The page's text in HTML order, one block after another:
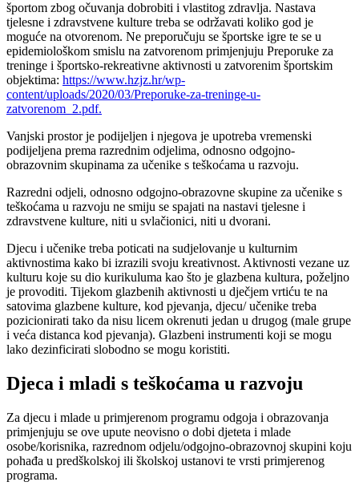
športom zbog očuvanja dobrobiti i vlastitog zdravlja. Nastava
tjelesne i zdravstvene kulture treba se održavati koliko god je
moguće na otvorenom. Ne preporučuju se športske igre te se u
epidemiološkom smislu na zatvorenom primjenjuju Preporuke za
treninge i športsko-rekreativne aktivnosti u zatvorenim športskim
objektima: https://www.hzjz.hr/wp-
content/uploads/2020/03/Preporuke-za-treninge-u-
zatvorenom_2.pdf.
Vanjski prostor je podijeljen i njegova je upotreba vremenski
podijeljena prema razrednim odjelima, odnosno odgojno-
obrazovnim skupinama za učenike s teškoćama u razvoju.
Razredni odjeli, odnosno odgojno-obrazovne skupine za učenike s
teškoćama u razvoju ne smiju se spajati na nastavi tjelesne i
zdravstvene kulture, niti u svlačionici, niti u dvorani.
Djecu i učenike treba poticati na sudjelovanje u kulturnim
aktivnostima kako bi izrazili svoju kreativnost. Aktivnosti vezane uz
kulturu koje su dio kurikuluma kao što je glazbena kultura, poželjno
je provoditi. Tijekom glazbenih aktivnosti u dječjem vrtiću te na
satovima glazbene kulture, kod pjevanja, djecu/ učenike treba
pozicionirati tako da nisu licem okrenuti jedan u drugog (male grupe
i veća distanca kod pjevanja). Glazbeni instrumenti koji se mogu
lako dezinficirati slobodno se mogu koristiti.
Djeca i mladi s teškoćama u razvoju
Za djecu i mlade u primjerenom programu odgoja i obrazovanja
primjenjuju se ove upute neovisno o dobi djeteta i mlade
osobe/korisnika, razrednom odjelu/odgojno-obrazovnoj skupini koju
pohađa u predškolskoj ili školskoj ustanovi te vrsti primjerenog
programa.